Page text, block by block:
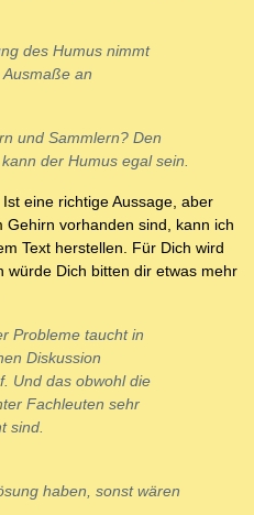
des Humus nimmt
an
und Sammlern? Den
der Humus egal sein.
eine richtige Aussage, aber
vorhanden sind, kann ich
Text herstellen. Für Dich wird
würde Dich bitten dir etwas mehr
Probleme taucht in
Diskussion
Und das obwohl die
Fachleuten sehr
sind.
haben, sonst wären